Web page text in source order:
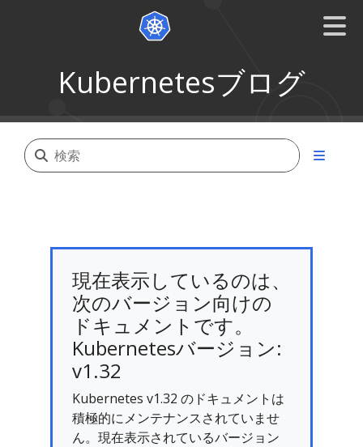
Kubernetesブログ
現在表示しているのは、
次のバージョン向けの
ドキュメントです。
Kubernetesバージョン:
v1.32
Kubernetes v1.32 のドキュメントは
積極的にメンテナンスされていませ
ん。現在表示されているバージョン